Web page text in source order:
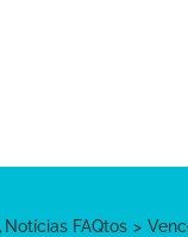
Notícias FAQtos